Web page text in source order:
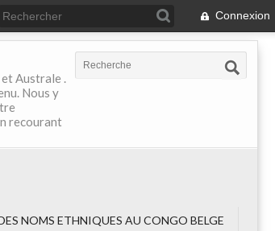
Connexion
Australe .
Nous y
recourant
NOMS ETHNIQUES AU CONGO BELGE